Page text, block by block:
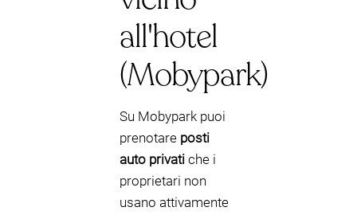
all'hotel
(Mobypark)
Su Mobypark puoi
prenotare posti
auto privati che i
proprietari non
usano attivamente